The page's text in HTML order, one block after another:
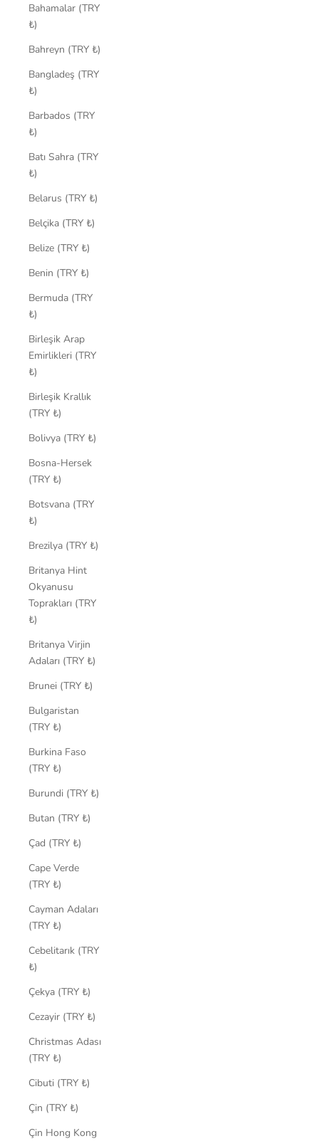
Bahamalar (TRY
₺)
Bahreyn (TRY ₺)
Bangladeş (TRY
₺)
Barbados (TRY
₺)
Batı Sahra (TRY
₺)
Belarus (TRY ₺)
Belçika (TRY ₺)
Belize (TRY ₺)
Benin (TRY ₺)
Bermuda (TRY
₺)
Birleşik Arap
Emirlikleri (TRY
₺)
Birleşik Krallık
(TRY ₺)
Bolivya (TRY ₺)
Bosna-Hersek
(TRY ₺)
Botsvana (TRY
₺)
Brezilya (TRY ₺)
Britanya Hint
Okyanusu
Toprakları (TRY
₺)
Britanya Virjin
Adaları (TRY ₺)
Brunei (TRY ₺)
Bulgaristan
(TRY ₺)
Burkina Faso
(TRY ₺)
Burundi (TRY ₺)
Butan (TRY ₺)
Çad (TRY ₺)
Cape Verde
(TRY ₺)
Cayman Adaları
(TRY ₺)
Cebelitarık (TRY
₺)
Çekya (TRY ₺)
Cezayir (TRY ₺)
Christmas Adası
(TRY ₺)
Cibuti (TRY ₺)
Çin (TRY ₺)
Çin Hong Kong